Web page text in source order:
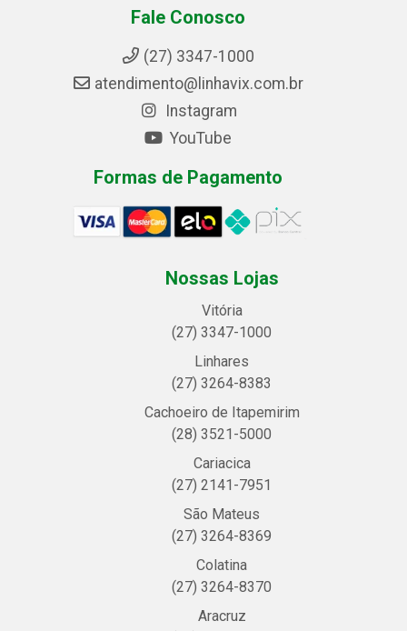
Fale Conosco
(27) 3347-1000
atendimento@linhavix.com.br
Instagram
YouTube
Formas de Pagamento
Nossas Lojas
Vitória
(27) 3347-1000
Linhares
(27) 3264-8383
Cachoeiro de Itapemirim
(28) 3521-5000
Cariacica
(27) 2141-7951
São Mateus
(27) 3264-8369
Colatina
(27) 3264-8370
Aracruz